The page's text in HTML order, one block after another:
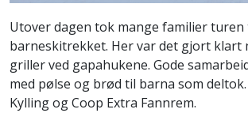
Utover dagen tok mange familier turen
barneskitrekket. Her var det gjort klart
griller ved gapahukene. Gode
med pølse og brød til barna som
Kylling og Coop Extra Fannrem.